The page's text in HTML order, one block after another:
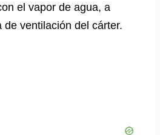
el vapor de agua, a
de ventilación del cárter.